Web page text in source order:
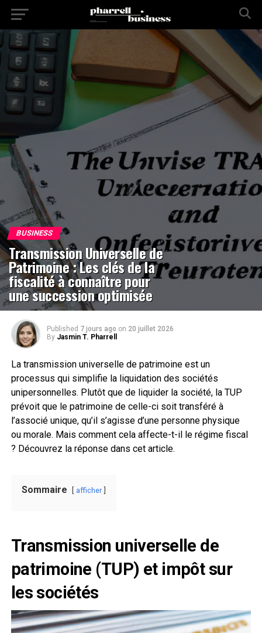
BUSINESS
Transmission Universelle de
Patrimoine : Les clés de la
fiscalité à connaître pour
une succession optimisée
Published 7 jours ago on 20 juillet 2026
By Jasmin T. Pharrell
La transmission universelle de patrimoine est un
processus qui simplifie la liquidation des sociétés
unipersonnelles. Plutôt que de liquider la société, la TUP
prévoit que le patrimoine de celle-ci soit transféré à
l’associé unique, qu’il s’agisse d’une personne physique
ou morale. Mais comment cela affecte-t-il le régime fiscal
? Découvrez la réponse dans cet article.
Sommaire afficher
Transmission universelle de
patrimoine (TUP) et impôt sur
les sociétés